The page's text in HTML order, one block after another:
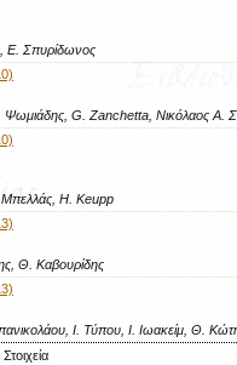
Ε. Σπυρίδωνος
Ψωμιάδης, G. Zanchetta, Νικόλαος Α.
H. Keupp
Θ. Καβουρίδης
Ι. Τύπου, Ι. Ιωακείμ, Θ.